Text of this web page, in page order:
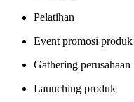
Pelatihan
Event promosi produk
Gathering perusahaan
Launching produk